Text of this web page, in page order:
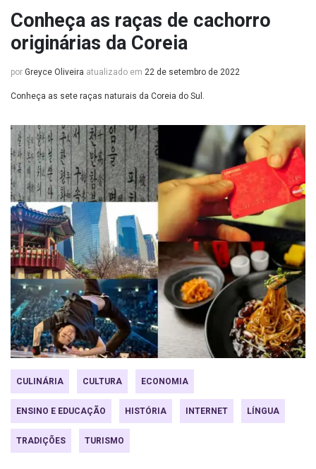
Conheça as raças de cachorro
originárias da Coreia
por Greyce Oliveira atualizado em 22 de setembro de 2022
Conheça as sete raças naturais da Coreia do Sul.
CULINÁRIA CULTURA ECONOMIA
ENSINO E EDUCAÇÃO HISTÓRIA INTERNET LÍNGUA
TRADIÇÕES TURISMO